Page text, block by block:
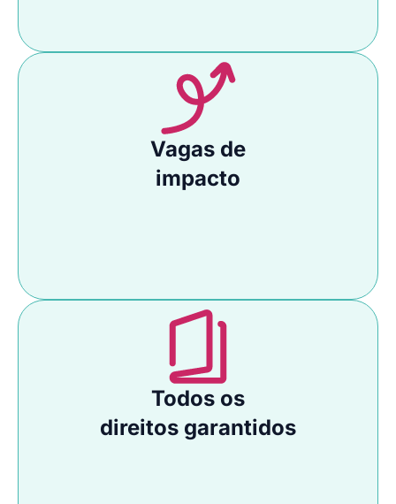
Vagas de
impacto
Todos os
direitos garantidos